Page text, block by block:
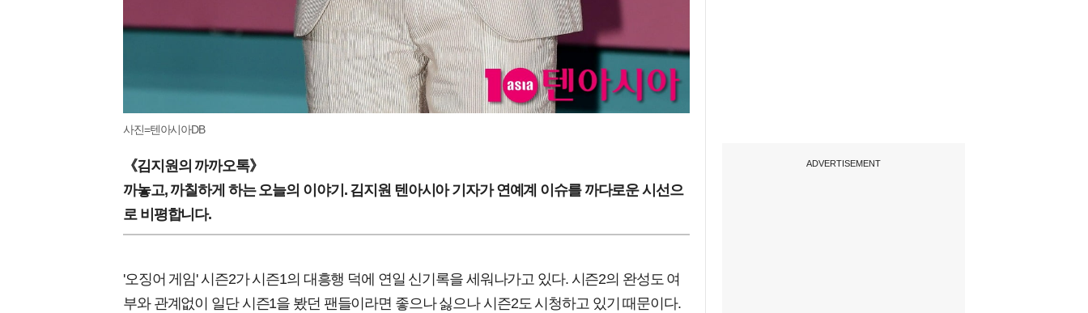
사진=텐아시아DB
《김지원의 까까오톡》
까놓고, 까칠하게 하는 오늘의 이야기. 김지원 텐아시아 기자가 연예계 이슈를 까다로운 시선으
로 비평합니다.
'오징어 게임' 시즌2가 시즌1의 대흥행 덕에 연일 신기록을 세워나가고 있다. 시즌2의 완성도 여
부와 관계없이 일단 시즌1을 봤던 팬들이라면 좋으나 싫으나 시즌2도 시청하고 있기 때문이다.
ADVERTISEMENT